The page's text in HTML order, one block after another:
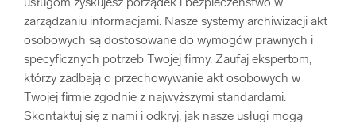
usługom zyskujesz porządek i bezpieczeństwo w
zarządzaniu informacjami. Nasze systemy archiwizacji akt
osobowych są dostosowane do wymogów prawnych i
specyficznych potrzeb Twojej firmy. Zaufaj ekspertom,
którzy zadbają o przechowywanie akt osobowych w
Twojej firmie zgodnie z najwyższymi standardami.
Skontaktuj się z nami i odkryj, jak nasze usługi mogą